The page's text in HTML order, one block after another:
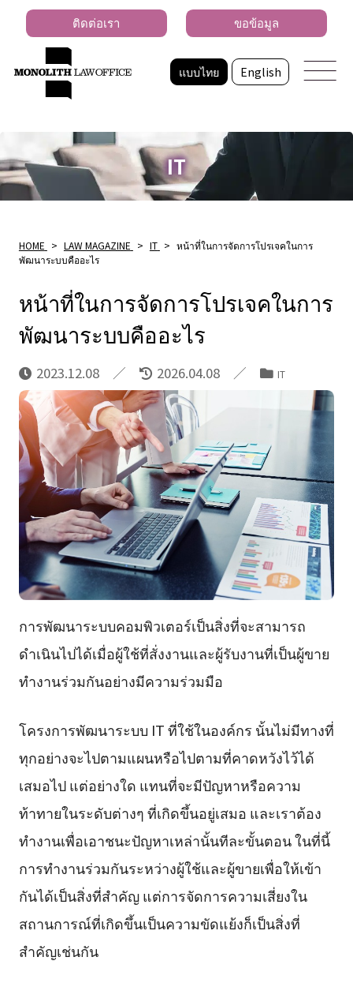
แบบไทย English
ติดต่อเรา ขอข้อมูล
IT
HOME > LAW MAGAZINE > IT > หน้าที่ในการจัดการโปรเจคในการ
พัฒนาระบบคืออะไร
หน้าที่ในการจัดการโปรเจคในการ
พัฒนาระบบคืออะไร
2023.12.08 2026.04.08 IT
การพัฒนาระบบคอมพิวเตอร์เป็นสิ่งที่จะสามารถ
ดำเนินไปได้เมื่อผู้ใช้ที่สั่งงานและผู้รับงานที่เป็นผู้ขาย
ทำงานร่วมกันอย่างมีความร่วมมือ
โครงการพัฒนาระบบ IT ที่ใช้ในองค์กร นั้นไม่มีทางที่
ทุกอย่างจะไปตามแผนหรือไปตามที่คาดหวังไว้ได้
เสมอไป แต่อย่างใด แทนที่จะมีปัญหาหรือความ
ท้าทายในระดับต่างๆ ที่เกิดขึ้นอยู่เสมอ และเราต้อง
ทำงานเพื่อเอาชนะปัญหาเหล่านั้นทีละขั้นตอน ในที่นี้
การทำงานร่วมกันระหว่างผู้ใช้และผู้ขายเพื่อให้เข้า
กันได้เป็นสิ่งที่สำคัญ แต่การจัดการความเสี่ยงใน
สถานการณ์ที่เกิดขึ้นเป็นความขัดแย้งก็เป็นสิ่งที่
สำคัญเช่นกัน